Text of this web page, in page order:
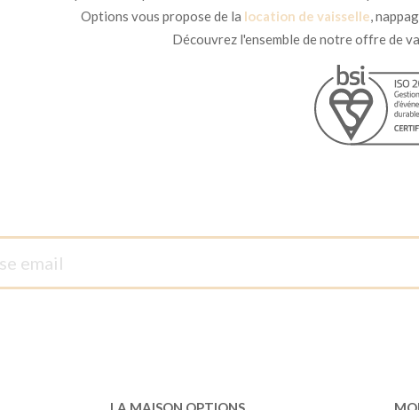
Options vous propose de la location de vaisselle,
Découvrez l'ensemble de notre offre de